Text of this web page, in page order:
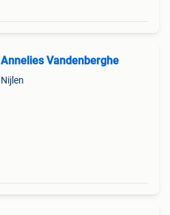
Annelies Vandenberghe
Nijlen